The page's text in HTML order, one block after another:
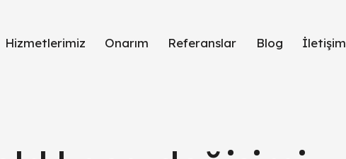
Hizmetlerimiz Onarım Referanslar Blog İletişim